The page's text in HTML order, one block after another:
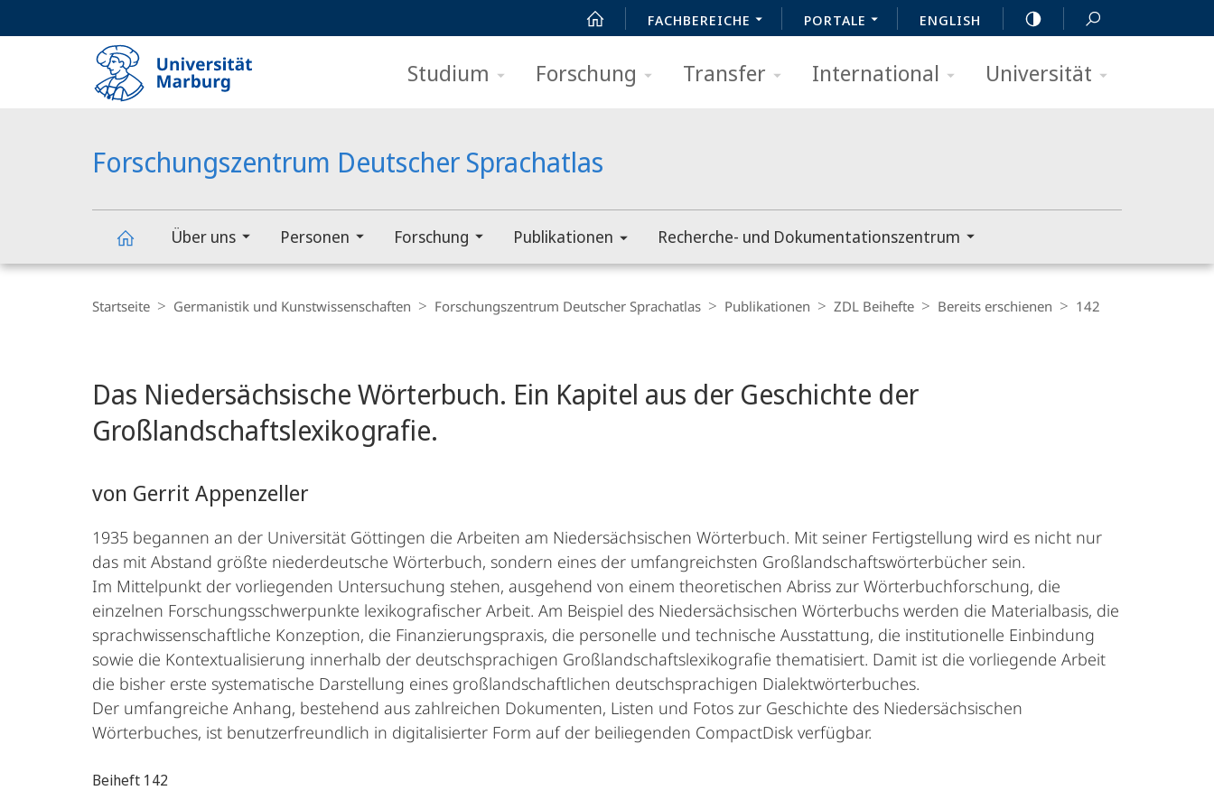
FACHBEREICHE PORTALE ENGLISH
Studium Forschung Transfer International Universität
Forschungszentrum Deutscher Sprachatlas
Über uns Personen Forschung Publikationen Recherche- und Dokumentationszentrum
Navigation
Startseite Germanistik und Kunstwissenschaften Forschungszentrum Deutscher Sprachatlas Publikationen ZDL Beihefte Bereits erschienen 142
Das Niedersächsische Wörterbuch. Ein Kapitel aus der Geschichte der
Großlandschaftslexikografie.
von Gerrit Appenzeller
1935 begannen an der Universität Göttingen die Arbeiten am Niedersächsischen Wörterbuch. Mit seiner Fertigstellung wird es nicht nur
das mit Abstand größte niederdeutsche Wörterbuch, sondern eines der umfangreichsten Großlandschaftswörterbücher sein.
Im Mittelpunkt der vorliegenden Untersuchung stehen, ausgehend von einem theoretischen Abriss zur Wörterbuchforschung, die
einzelnen Forschungsschwerpunkte lexikografischer Arbeit. Am Beispiel des Niedersächsischen Wörterbuchs werden die Materialbasis, die
sprachwissenschaftliche Konzeption, die Finanzierungspraxis, die personelle und technische Ausstattung, die institutionelle Einbindung
sowie die Kontextualisierung innerhalb der deutschsprachigen Großlandschaftslexikografie thematisiert. Damit ist die vorliegende Arbeit
die bisher erste systematische Darstellung eines großlandschaftlichen deutschsprachigen Dialektwörterbuches.
Der umfangreiche Anhang, bestehend aus zahlreichen Dokumenten, Listen und Fotos zur Geschichte des Niedersächsischen
Wörterbuches, ist benutzerfreundlich in digitalisierter Form auf der beiliegenden CompactDisk verfügbar.
Beiheft 142